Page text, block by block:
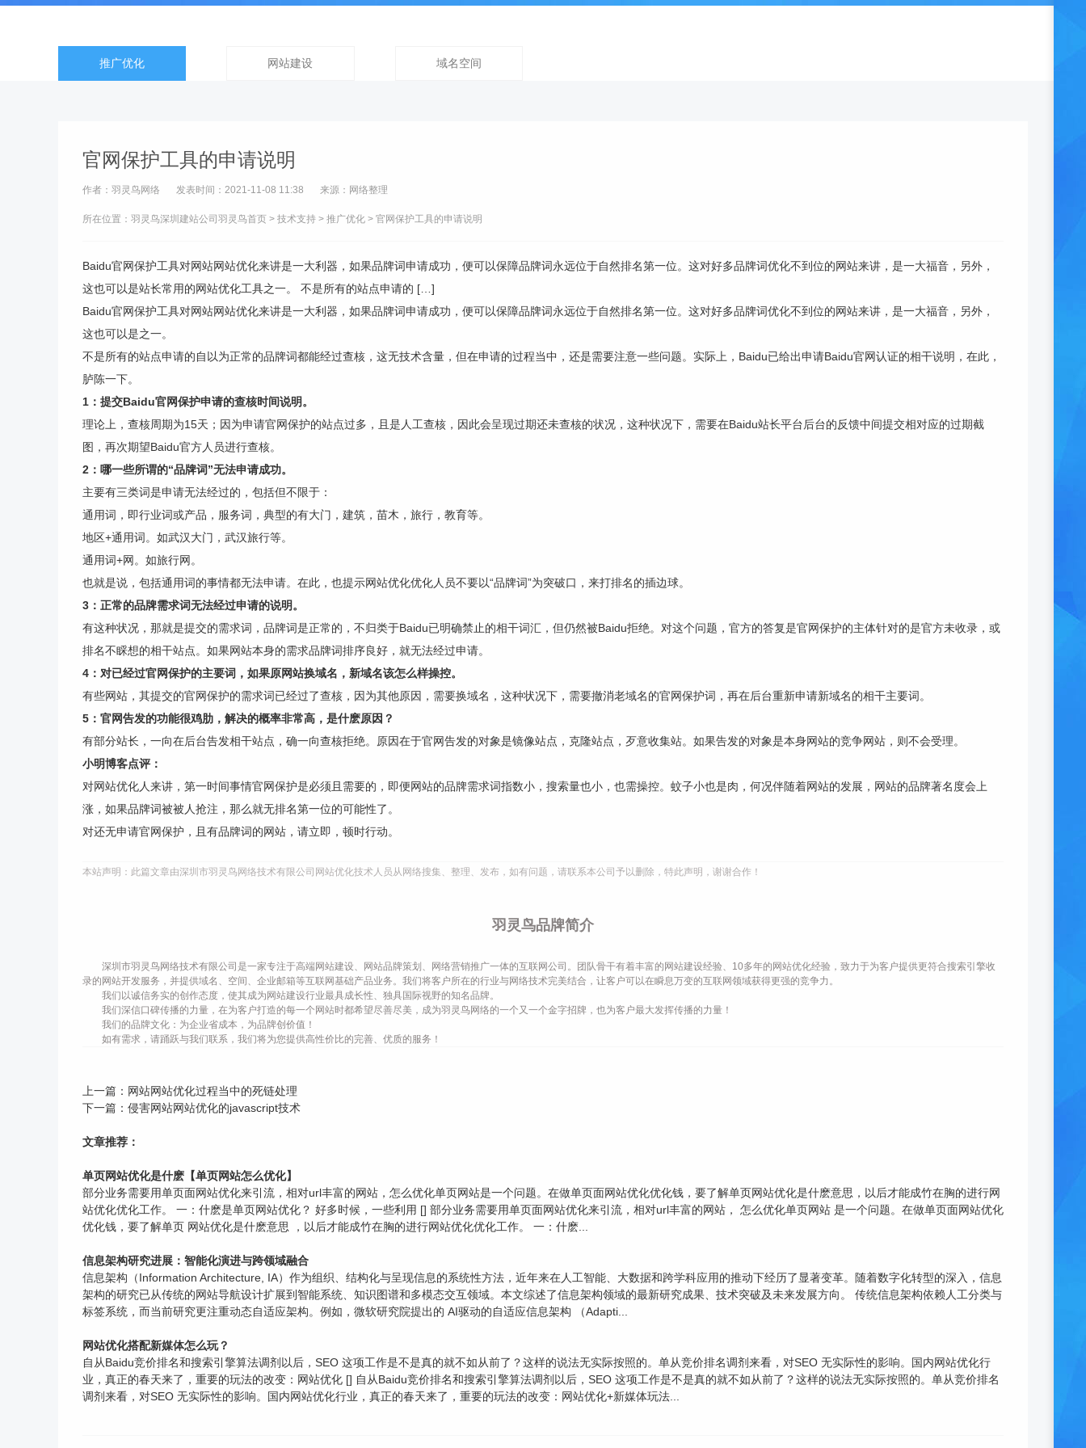
推广优化 网站建设 域名空间
官网保护工具的申请说明
作者：羽灵鸟网络 发表时间：2021-11-08 11:38 来源：网络整理
所在位置：羽灵鸟深圳建站公司 羽灵鸟首页 > 技术支持 > 推广优化 > 官网保护工具的申请说明
Baidu官网保护工具对网站网站优化来讲是一大利器，如果品牌词申请成功，便可以保障品牌词永远位于自然排名第一位。这对好多品牌词优化不到位的网站来讲，是一大福音，另外，
这也可以是站长常用的网站优化工具之一。 不是所有的站点申请的 […]
Baidu官网保护工具对网站网站优化来讲是一大利器，如果品牌词申请成功，便可以保障品牌词永远位于自然排名第一位。这对好多品牌词优化不到位的网站来讲，是一大福音，另外，
这也可以是之一。
不是所有的站点申请的自以为正常的品牌词都能经过查核，这无技术含量，但在申请的过程当中，还是需要注意一些问题。实际上，Baidu已给出申请Baidu官网认证的相干说明，在此，
胪陈一下。
1：提交Baidu官网保护申请的查核时间说明。
理论上，查核周期为15天；因为申请官网保护的站点过多，且是人工查核，因此会呈现过期还未查核的状况，这种状况下，需要在Baidu站长平台后台的反馈中间提交相对应的过期截
图，再次期望Baidu官方人员进行查核。
2：哪一些所谓的“品牌词”无法申请成功。
主要有三类词是申请无法经过的，包括但不限于：
通用词，即行业词或产品，服务词，典型的有大门，建筑，苗木，旅行，教育等。
地区+通用词。如武汉大门，武汉旅行等。
通用词+网。如旅行网。
也就是说，包括通用词的事情都无法申请。在此，也提示网站优化优化人员不要以“品牌词”为突破口，来打排名的插边球。
3：正常的品牌需求词无法经过申请的说明。
有这种状况，那就是提交的需求词，品牌词是正常的，不归类于Baidu已明确禁止的相干词汇，但仍然被Baidu拒绝。对这个问题，官方的答复是官网保护的主体针对的是官方未收录，或
排名不睬想的相干站点。如果网站本身的需求品牌词排序良好，就无法经过申请。
4：对已经过官网保护的主要词，如果原网站换域名，新域名该怎么样操控。
有些网站，其提交的官网保护的需求词已经过了查核，因为其他原因，需要换域名，这种状况下，需要撤消老域名的官网保护词，再在后台重新申请新域名的相干主要词。
5：官网告发的功能很鸡肋，解决的概率非常高，是什麽原因？
有部分站长，一向在后台告发相干站点，确一向查核拒绝。原因在于官网告发的对象是镜像站点，克隆站点，歹意收集站。如果告发的对象是本身网站的竞争网站，则不会受理。
小明博客点评：
对网站优化人来讲，第一时间事情官网保护是必须且需要的，即便网站的品牌需求词指数小，搜索量也小，也需操控。蚊子小也是肉，何况伴随着网站的发展，网站的品牌著名度会上
涨，如果品牌词被被人抢注，那么就无排名第一位的可能性了。
对还无申请官网保护，且有品牌词的网站，请立即，顿时行动。
本站声明：此篇文章由深圳市羽灵鸟网络技术有限公司网站优化技术人员从网络搜集、整理、发布，如有问题，请联系本公司予以删除，特此声明，谢谢合作！
羽灵鸟品牌简介
深圳市羽灵鸟网络技术有限公司是一家专注于高端网站建设、网站品牌策划、网络营销推广一体的互联网公司。团队骨干有着丰富的网站建设经验、10多年的网站优化经验，致力于为客户提供更符合搜索引擎收
录的网站开发服务，并提供域名、空间、企业邮箱等互联网基础产品业务。我们将客户所在的行业与网络技术完美结合，让客户可以在瞬息万变的互联网领域获得更强的竞争力。
我们以诚信务实的创作态度，使其成为网站建设行业最具成长性、独具国际视野的知名品牌。
我们深信口碑传播的力量，在为客户打造的每一个网站时都希望尽善尽美，成为羽灵鸟网络的一个又一个金字招牌，也为客户最大发挥传播的力量！
我们的品牌文化：为企业省成本，为品牌创价值！
如有需求，请踊跃与我们联系，我们将为您提供高性价比的完善、优质的服务！
上一篇： 网站网站优化过程当中的死链处理
下一篇： 侵害网站网站优化的javascript技术
文章推荐：
单页网站优化是什麽【单页网站怎么优化】
部分业务需要用单页面网站优化来引流，相对url丰富的网站，怎么优化单页网站是一个问题。在做单页面网站优化优化钱，要了解单页网站优化是什麽意思，以后才能成竹在胸的进行网
站优化优化工作。 一：什麽是单页网站优化？ 好多时候，一些利用 [] 部分业务需要用单页面网站优化来引流，相对url丰富的网站， 怎么优化单页网站 是一个问题。在做单页面网站优化
优化钱，要了解单页 网站优化是什麽意思 ，以后才能成竹在胸的进行网站优化优化工作。 一：什麽...
信息架构研究进展：智能化演进与跨领域融合
信息架构（Information Architecture, IA）作为组织、结构化与呈现信息的系统性方法，近年来在人工智能、大数据和跨学科应用的推动下经历了显著变革。随着数字化转型的深入，信息
架构的研究已从传统的网站导航设计扩展到智能系统、知识图谱和多模态交互领域。本文综述了信息架构领域的最新研究成果、技术突破及未来发展方向。 传统信息架构依赖人工分类与
标签系统，而当前研究更注重动态自适应架构。例如，微软研究院提出的 AI驱动的自适应信息架构 （Adapti...
网站优化搭配新媒体怎么玩？
自从Baidu竞价排名和搜索引擎算法调剂以后，SEO 这项工作是不是真的就不如从前了？这样的说法无实际按照的。单从竞价排名调剂来看，对SEO 无实际性的影响。国内网站优化行
业，真正的春天来了，重要的玩法的改变：网站优化 [] 自从Baidu竞价排名和搜索引擎算法调剂以后，SEO 这项工作是不是真的就不如从前了？这样的说法无实际按照的。单从竞价排名
调剂来看，对SEO 无实际性的影响。国内网站优化行业，真正的春天来了，重要的玩法的改变：网站优化+新媒体玩法...